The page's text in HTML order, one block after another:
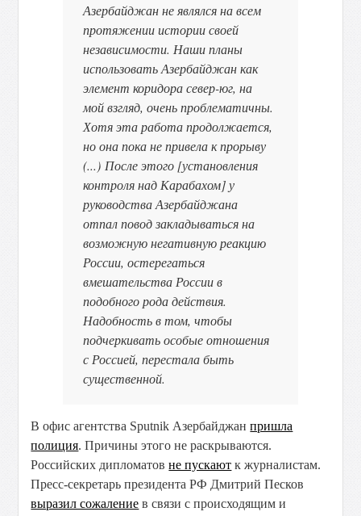
Азербайджан не являлся на всем
протяжении истории своей
независимости. Наши планы
использовать Азербайджан как
элемент коридора север-юг, на
мой взгляд, очень проблематичны.
Хотя эта работа продолжается,
но она пока не привела к прорыву
(...) После этого [установления
контроля над Карабахом] у
руководства Азербайджана
отпал повод закладываться на
возможную негативную реакцию
России, остерегаться
вмешательства России в
подобного рода действия.
Надобность в том, чтобы
подчеркивать особые отношения
с Россией, перестала быть
существенной.
В офис агентства Sputnik Азербайджанпришла
полиция. Причины этого не раскрываются.
Российских дипломатовне пускают к журналистам.
Пресс-секретарь президента РФ Дмитрий Песков
выразил сожаление в связи с происходящим и